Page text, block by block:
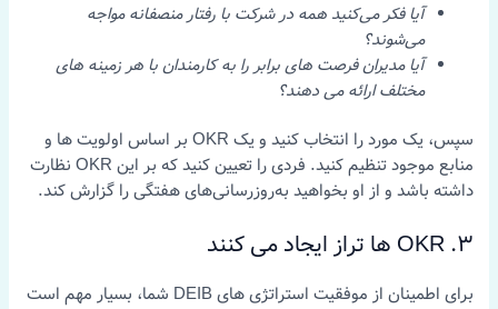
آیا فکر می‌کنید همه در شرکت با رفتار منصفانه مواجه
می‌شوند؟
آیا مدیران فرصت های برابر را به کارمندان با هر زمینه های
مختلف ارائه می دهند؟
سپس، یک مورد را انتخاب کنید و یک OKR بر اساس اولویت ها و
منابع موجود تنظیم کنید. فردی را تعیین کنید که بر این OKR نظارت
داشته باشد و از او بخواهید به‌روزرسانی‌های هفتگی را گزارش کند.
3. OKR ها تراز ایجاد می کنند
برای اطمینان از موفقیت استراتژی های DEIB شما، بسیار مهم است